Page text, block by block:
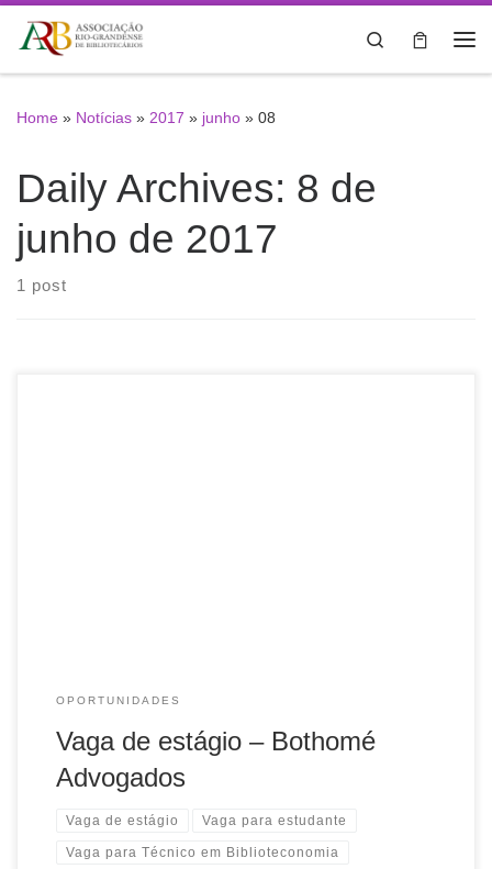
Skip to content
Search
Home » Notícias » 2017 » junho » 08
Daily Archives: 8 de
junho de 2017
1 post
OPORTUNIDADES
Vaga de estágio – Bothomé
Advogados
Vaga de estágio Vaga para estudante
Vaga para Técnico em Biblioteconomia